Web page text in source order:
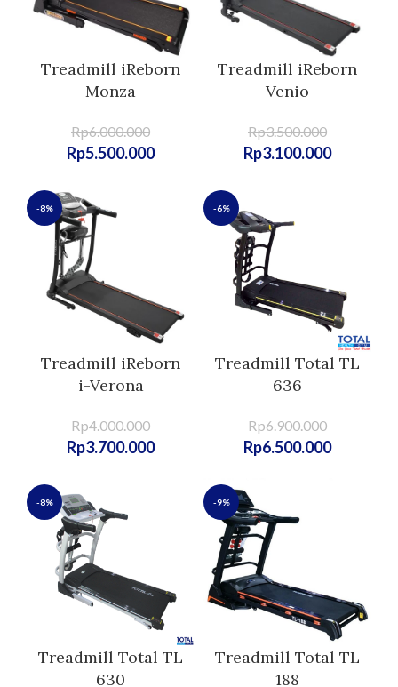
Treadmill iReborn
Monza
Rp6.000.000
Rp5.500.000
Treadmill iReborn
Venio
Rp3.500.000
Rp3.100.000
-8%
Treadmill iReborn
i-Verona
Rp4.000.000
Rp3.700.000
-6%
Treadmill Total TL
636
Rp6.900.000
Rp6.500.000
-8%
Treadmill Total TL
630
-9%
Treadmill Total TL
188